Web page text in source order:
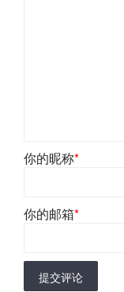
你的昵称*
你的邮箱*
提交评论